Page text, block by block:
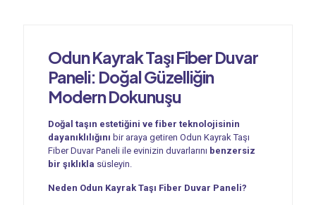
Odun Kayrak Taşı Fiber Duvar
Paneli: Doğal Güzelliğin
Modern Dokunuşu
Doğal taşın estetiğini ve fiber teknolojisinin
dayanıklılığını bir araya getiren Odun Kayrak Taşı
Fiber Duvar Paneli ile evinizin duvarlarını benzersiz
bir şıklıkla süsleyin.
Neden Odun Kayrak Taşı Fiber Duvar Paneli?